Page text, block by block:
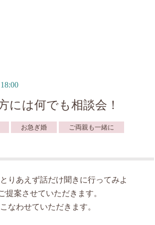
は何でも相談会！
お急ぎ婚 ご両親も一緒に
りあえず話だけ聞きに行ってみよ
案させていただきます。
なわせていただきます。